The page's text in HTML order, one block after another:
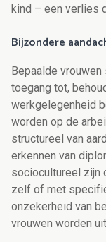
kind – een verlies
Bijzondere
Bepaalde
toegang tot,
werkgelegenheid
worden op de
structureel van
erkennen van
sociocultureel zijn
zelf of met
onzekerheid van
vrouwen worden